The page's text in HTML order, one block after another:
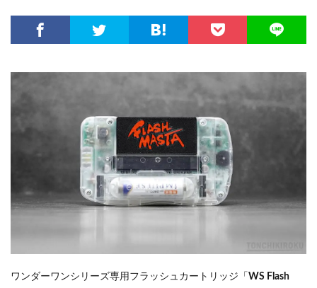
ワンダーワンシリーズ専用フラッシュカートリッジ「 WS Flash